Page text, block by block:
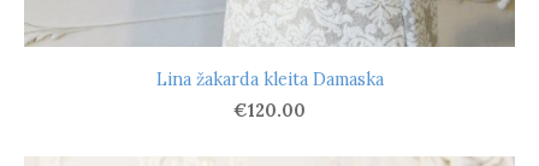
Lina žakarda kleita Damaska
€120.00